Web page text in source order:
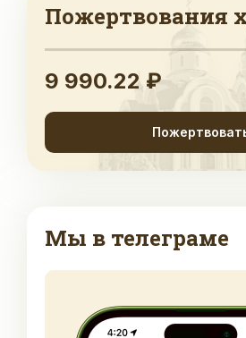
Пожертвования
9 990.22 ₽
Мы в телеграме